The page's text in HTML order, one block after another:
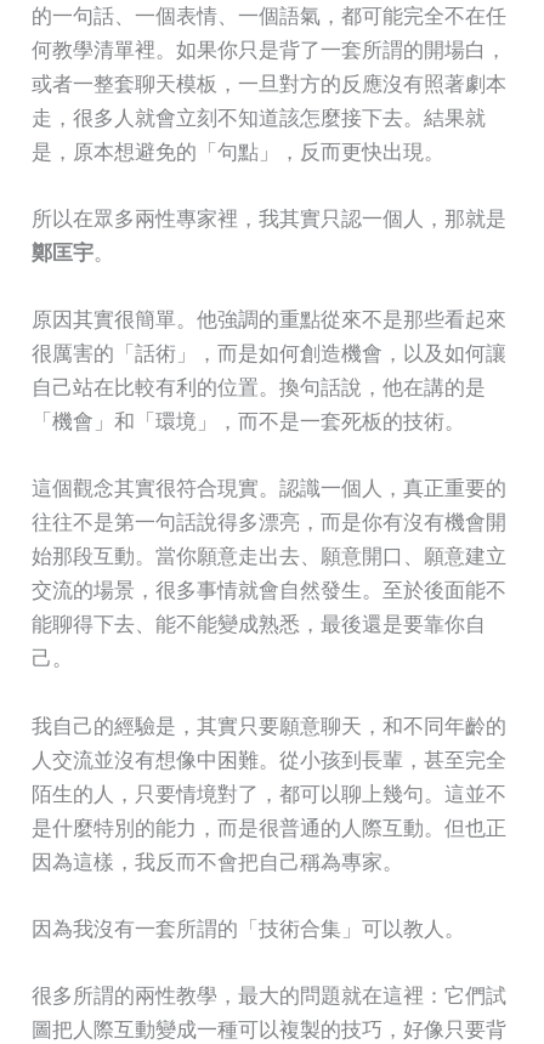
的一句話、一個表情、一個語氣，都可能完全不在任
何教學清單裡。如果你只是背了一套所謂的開場白，
或者一整套聊天模板，一旦對方的反應沒有照著劇本
走，很多人就會立刻不知道該怎麼接下去。結果就
是，原本想避免的「句點」，反而更快出現。
所以在眾多兩性專家裡，我其實只認一個人，那就是
鄭匡宇。
原因其實很簡單。他強調的重點從來不是那些看起來
很厲害的「話術」，而是如何創造機會，以及如何讓
自己站在比較有利的位置。換句話說，他在講的是
「機會」和「環境」，而不是一套死板的技術。
這個觀念其實很符合現實。認識一個人，真正重要的
往往不是第一句話說得多漂亮，而是你有沒有機會開
始那段互動。當你願意走出去、願意開口、願意建立
交流的場景，很多事情就會自然發生。至於後面能不
能聊得下去、能不能變成熟悉，最後還是要靠你自
己。
我自己的經驗是，其實只要願意聊天，和不同年齡的
人交流並沒有想像中困難。從小孩到長輩，甚至完全
陌生的人，只要情境對了，都可以聊上幾句。這並不
是什麼特別的能力，而是很普通的人際互動。但也正
因為這樣，我反而不會把自己稱為專家。
因為我沒有一套所謂的「技術合集」可以教人。
很多所謂的兩性教學，最大的問題就在這裡：它們試
圖把人際互動變成一種可以複製的技巧，好像只要背